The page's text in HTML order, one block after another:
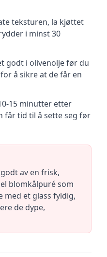
teksturen, la kjøttet
i minst 30
godt i olivenolje før du
å sikre at de får en
15 minutter etter
får tid til å sette seg før
av en frisk,
blomkålpuré som
med et glass fyldig,
de dype,